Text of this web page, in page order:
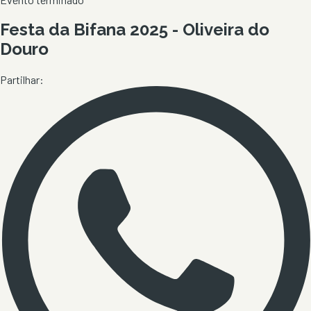
Festa da Bifana 2025 - Oliveira do
Douro
Partilhar: